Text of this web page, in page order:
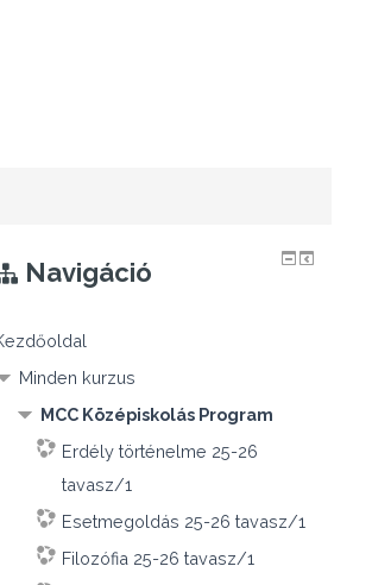
Navigáció
Minden kurzus
MCC Középiskolás Program
Erdély történelme 25-26
tavasz/1
Esetmegoldás 25-26 tavasz/1
Filozófia 25-26 tavasz/1